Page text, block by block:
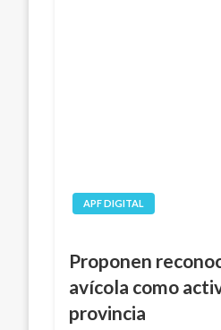
APF DIGITAL
Proponen
avícola como
provincia